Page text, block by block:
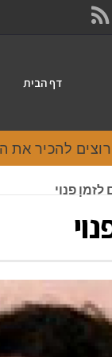
דף הבית
רוצים להכיר את